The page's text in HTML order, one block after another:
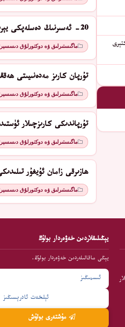
20- ئەسىرنىڭ دەسلەپكى يېرىمىدىكى ئۇيغۇر ئەدەبىيات چۈشەنچىسىنىڭ ئۆزگىرىشى
ماگىستىرلىق ۋە دوكتورلۇق
تۇرپان كارىز مەدەنىيىتى
ماگىستىرلىق ۋە دوكتورلۇق
تۇرپاندىكى كارىزچىلار
ماگىستىرلىق ۋە دوكتورلۇق
ھازىرقى زامان ئۇيغۇر
ماگىستىرلىق ۋە دوكتورلۇق
يېڭىلىقلاردىن خەۋەردار بولۇڭ
يېڭى ماقالىلەردىن خەۋەردار بولۇڭ.
مۇشتەرى بولۇش